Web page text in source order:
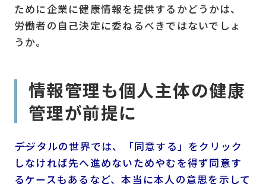
ために企業に健康情報を提供するかどうかは、
労働者の自己決定に委ねるべきではないでしょ
うか。
情報管理も個人主体の健康
管理が前提に
――デジタルの世界では、「同意する」をクリック
しなければ先へ進めないためやむを得ず同意す
るケースもあるなど、本当に本人の意思を示して